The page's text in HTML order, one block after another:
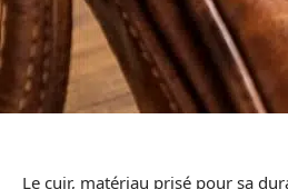
Le cuir, matériau prisé pour sa